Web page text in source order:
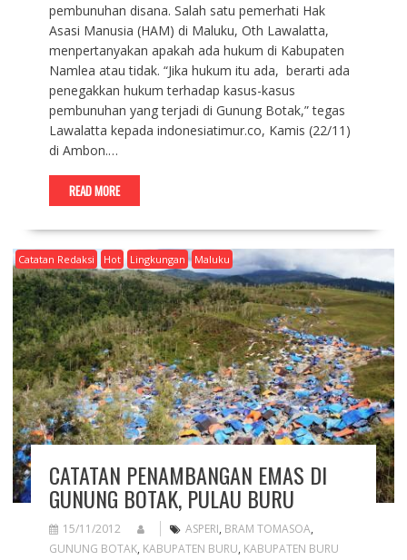
pembunuhan disana. Salah satu pemerhati Hak
Asasi Manusia (HAM) di Maluku, Oth Lawalatta,
menpertanyakan apakah ada hukum di Kabupaten
Namlea atau tidak. “Jika hukum itu ada, berarti ada
penegakkan hukum terhadap kasus-kasus
pembunuhan yang terjadi di Gunung Botak,” tegas
Lawalatta kepada indonesiatimur.co, Kamis (22/11)
di Ambon.…
READ MORE
Catatan Redaksi Hot Lingkungan Maluku
CATATAN PENAMBANGAN EMAS DI
GUNUNG BOTAK, PULAU BURU
15/11/2012 ASPERI, BRAM TOMASOA,
GUNUNG BOTAK, KABUPATEN BURU, KABUPATEN BURU